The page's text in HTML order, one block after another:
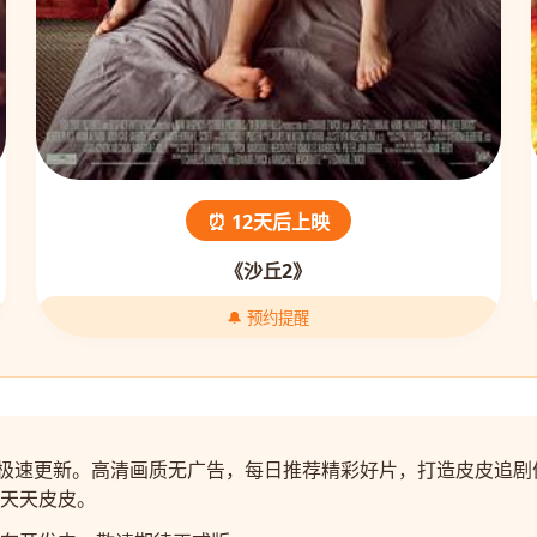
⏰ 12天后上映
《沙丘2》
🔔 预约提醒
更新。高清画质无广告，每日推荐精彩好片，打造皮皮追
天皮皮。